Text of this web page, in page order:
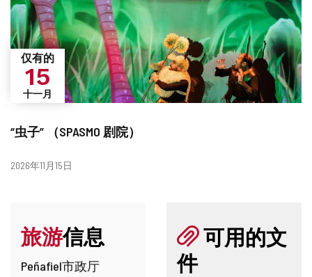
“虫子” （SPASMO 剧院）
仅有的
15
十一月
日
2026年11月15日
旅游信息
Peñafiel市政厅
可用的文
件